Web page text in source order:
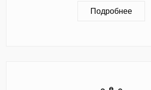
Подробнее